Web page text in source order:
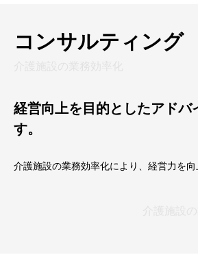
コンサルティング
経営向上を目的としたアドバ
す。
介護施設の業務効率化により、経営力を向